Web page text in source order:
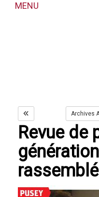
MENU
Archives
Revue de